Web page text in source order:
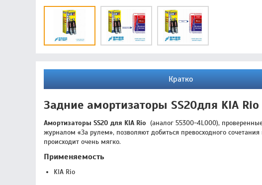
Кратко
Задние амортизаторы SS20для KIA Rio
Амортизаторы SS20 для KIA Rio (аналог 55300-4L000),
журналом «За рулем», позволяют добиться превосходного
происходит очень мягко.
Применяемость
KIA Rio